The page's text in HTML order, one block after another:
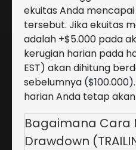
ekuitas Anda
tersebut. Jika ekuitas
adalah +$5.000 pada
kerugian harian pada
EST) akan dihitung
sebelumnya
harian Anda tetap
Bagaimana Cara
Drawdown